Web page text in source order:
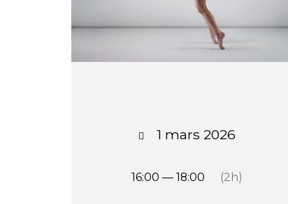
1 mars 2026
16:00 — 18:00 (2h)